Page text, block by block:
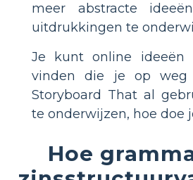
meer abstracte
uitdrukkingen te
Je kunt online ideeën
vinden die je op weg
Storyboard That al
te onderwijzen, hoe doe
Hoe